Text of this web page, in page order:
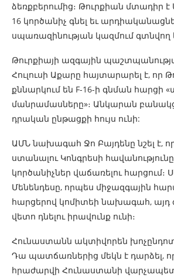
ձեռքբերումից։ Թուրքիան մտադիր
16 կործանիչ գնել եւ
սպառազինության կազմում գտնվող
Թուրքիայի ազգային
Հուլուսի Աքարը հայտարարել է, որ
քննարկում են F-16-ի գնման հարցի
մանրամասները»։ Անկարան
դրական ընթացքի հույս ունի:
ԱՄՆ նախագահ Ջո Բայդենը նշել է, որ
ստանալու Կոնգրեսի հավանությունը
կործանիչներ վաճառելու հարցում։
Մենենդեսը, որպես միջազգային
հարցերով կոմիտեի նախագահ, այդ
վետո դնելու իրավունք ունի։
Հունաստանն ակտիվորեն
Դա պատճառներից մեկն է դարձել,
հրաժարվի Հունաստանի